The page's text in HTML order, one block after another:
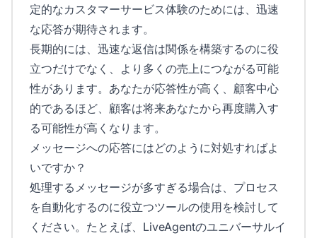
定的なカスタマーサービス体験のためには、迅速
な応答が期待されます。
長期的には、迅速な返信は関係を構築するのに役
立つだけでなく、より多くの売上につながる可能
性があります。あなたが応答性が高く、顧客中心
的であるほど、顧客は将来あなたから再度購入す
る可能性が高くなります。
メッセージへの応答にはどのように対処すればよ
いですか？
処理するメッセージが多すぎる場合は、プロセス
を自動化するのに役立つツールの使用を検討して
ください。たとえば、LiveAgentのユニバーサルイ